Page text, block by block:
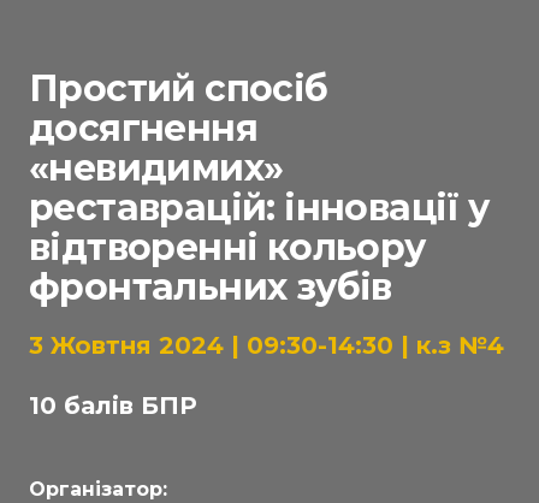
Простий спосіб
досягнення
«невидимих»
реставрацій: інновації у
відтворенні кольору
фронтальних зубів
3 Жовтня 2024 | 09:30-14:30 | к.з №4
10 балів БПР
Організатор: